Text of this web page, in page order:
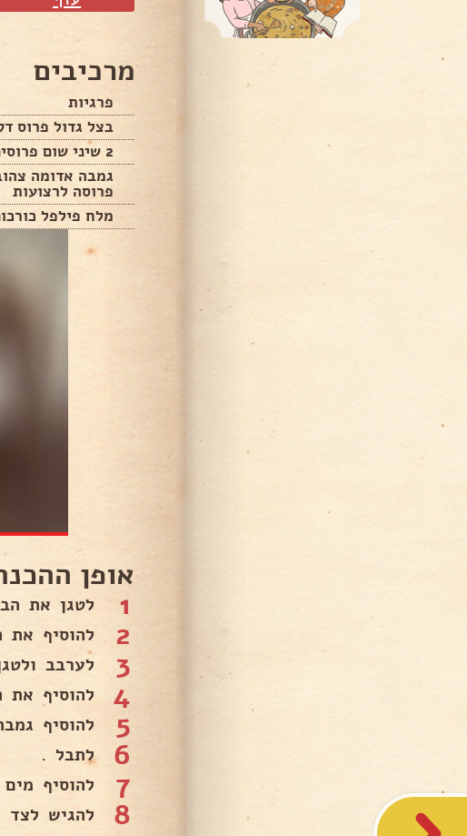
מרכיבים
פרגיות
בצל גדול פרוס
2 שיני שום פרוסים
גמבה אדומה
פרוסה לרצועות
מלח פילפל
אופן
1 לטגן את
2 להוסיף את
3 לערבב
4 להוסיף את
5 להוסיף
6 לתבל .
7 להוסיף
8 להגיש לצד